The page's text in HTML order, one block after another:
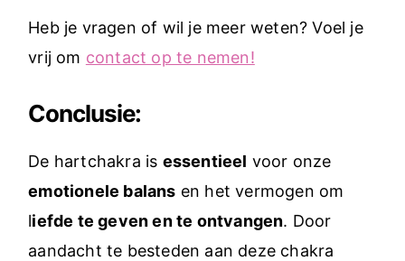
Heb je vragen of wil je meer weten? Voel je
vrij om contact op te nemen!
Conclusie:
De hartchakra is essentieel voor onze
emotionele balans en het vermogen om
liefde te geven en te ontvangen. Door
aandacht te besteden aan deze chakra